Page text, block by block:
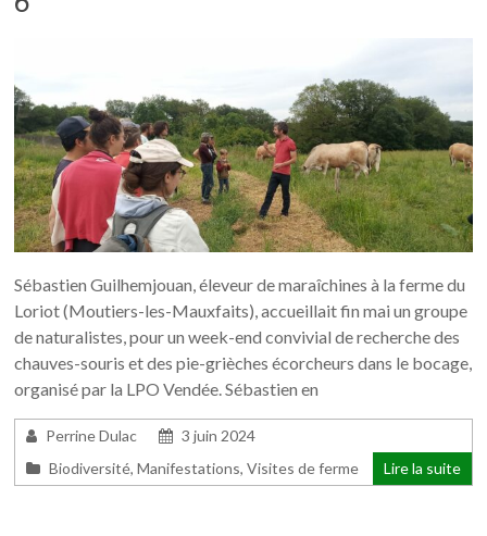
Sébastien Guilhemjouan, éleveur de maraîchines à la ferme du
Loriot (Moutiers-les-Mauxfaits), accueillait fin mai un groupe
de naturalistes, pour un week-end convivial de recherche des
chauves-souris et des pie-grièches écorcheurs dans le bocage,
organisé par la LPO Vendée. Sébastien en
Perrine Dulac
3 juin 2024
Biodiversité,Manifestations,Visites de ferme Lire la suite